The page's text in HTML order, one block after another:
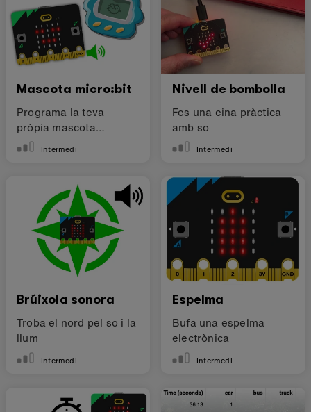
Mascota micro:bit
Programa la teva
pròpia mascota
electrònica
Intermedi
Nivell de bombolla
Fes una eina pràctica
amb so
Intermedi
Brúixola sonora
Troba el nord pel so i la
llum
Intermedi
Espelma
Bufa una espelma
electrònica
Intermedi